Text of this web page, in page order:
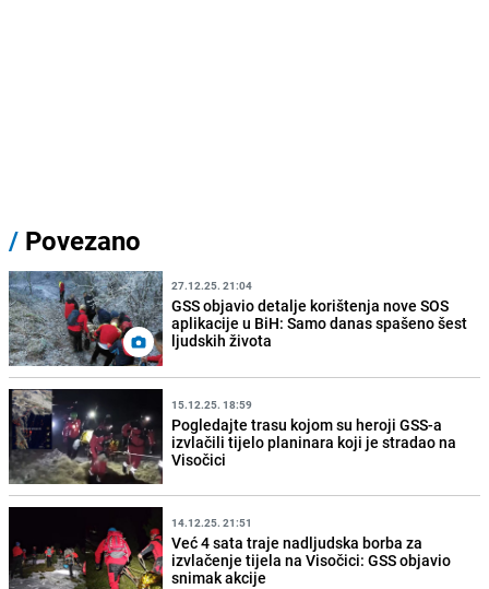
/ Povezano
27.12.25. 21:04
GSS objavio detalje korištenja nove SOS
aplikacije u BiH: Samo danas spašeno šest
ljudskih života
15.12.25. 18:59
Pogledajte trasu kojom su heroji GSS-a
izvlačili tijelo planinara koji je stradao na
Visočici
14.12.25. 21:51
Već 4 sata traje nadljudska borba za
izvlačenje tijela na Visočici: GSS objavio
snimak akcije